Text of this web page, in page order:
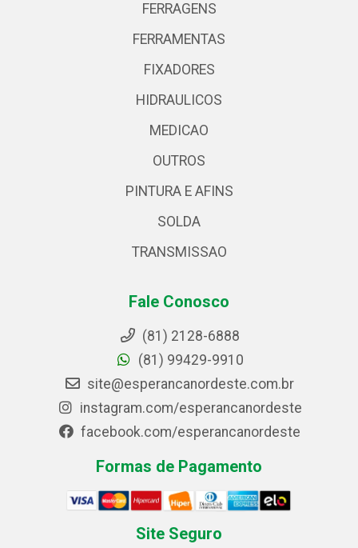
FERRAGENS
FERRAMENTAS
FIXADORES
HIDRAULICOS
MEDICAO
OUTROS
PINTURA E AFINS
SOLDA
TRANSMISSAO
Fale Conosco
(81) 2128-6888
(81) 99429-9910
site@esperancanordeste.com.br
instagram.com/esperancanordeste
facebook.com/esperancanordeste
Formas de Pagamento
Site Seguro